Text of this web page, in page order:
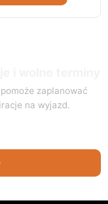
zaplanować
na wyjazd.